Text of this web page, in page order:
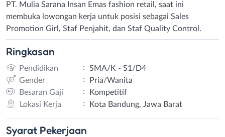
PT. Mulia Sarana Insan Emas fashion retail, saat ini
membuka lowongan kerja untuk posisi sebagai Sales
Promotion Girl, Staf Penjahit, dan Staf Quality Control.
Ringkasan
Pendidikan :
SMA/K - S1/D4
Gender
:
Pria/Wanita
Besaran Gaji
:
Kompetitif
Lokasi Kerja
: Kota Bandung, Jawa Barat
Syarat Pekerjaan